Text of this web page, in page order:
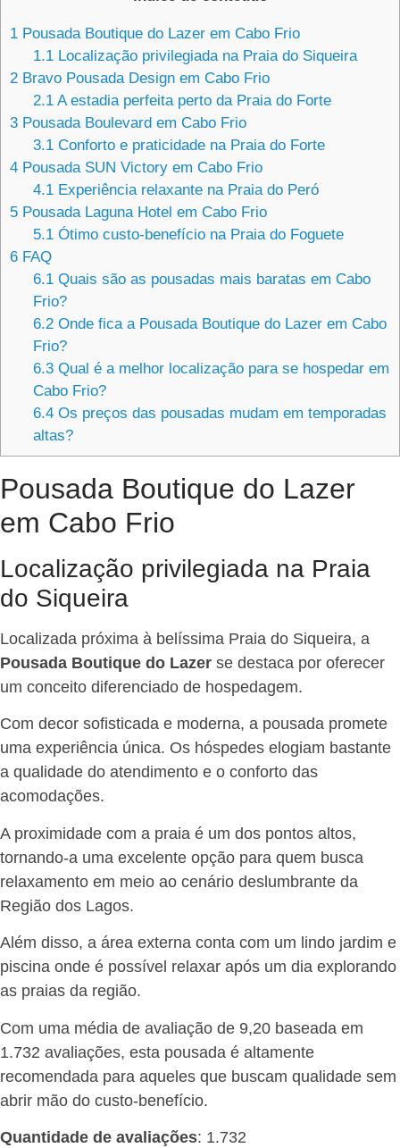
1 Pousada Boutique do Lazer em Cabo Frio
1.1Localização privilegiada na Praia do Siqueira
2 Bravo Pousada Design em Cabo Frio
2.1A estadia perfeita perto da Praia do Forte
3 Pousada Boulevard em Cabo Frio
3.1Conforto e praticidade na Praia do Forte
4 Pousada SUN Victory em Cabo Frio
4.1Experiência relaxante na Praia do Peró
5 Pousada Laguna Hotel em Cabo Frio
5.1Ótimo custo-benefício na Praia do Foguete
6 FAQ
6.1Quais são as pousadas mais baratas em Cabo
Frio?
6.2Onde fica a Pousada Boutique do Lazer em Cabo
Frio?
6.3Qual é a melhor localização para se hospedar em
Cabo Frio?
6.4Os preços das pousadas mudam em temporadas
altas?
Pousada Boutique do Lazer
em Cabo Frio
Localização privilegiada na Praia
do Siqueira
Localizada próxima à belíssima Praia do Siqueira, a
Pousada Boutique do Lazer se destaca por oferecer
um conceito diferenciado de hospedagem.
Com decor sofisticada e moderna, a pousada promete
uma experiência única. Os hóspedes elogiam bastante
a qualidade do atendimento e o conforto das
acomodações.
A proximidade com a praia é um dos pontos altos,
tornando-a uma excelente opção para quem busca
relaxamento em meio ao cenário deslumbrante da
Região dos Lagos.
Além disso, a área externa conta com um lindo jardim e
piscina onde é possível relaxar após um dia explorando
as praias da região.
Com uma média de avaliação de 9,20 baseada em
1.732 avaliações, esta pousada é altamente
recomendada para aqueles que buscam qualidade sem
abrir mão do custo-benefício.
Quantidade de avaliações: 1.732